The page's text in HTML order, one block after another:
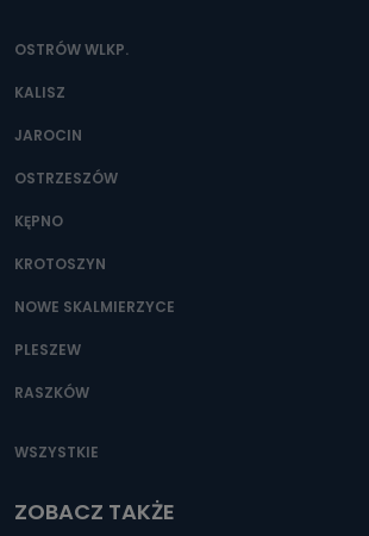
OSTRÓW WLKP.
KALISZ
JAROCIN
OSTRZESZÓW
KĘPNO
KROTOSZYN
NOWE SKALMIERZYCE
PLESZEW
RASZKÓW
WSZYSTKIE
ZOBACZ TAKŻE